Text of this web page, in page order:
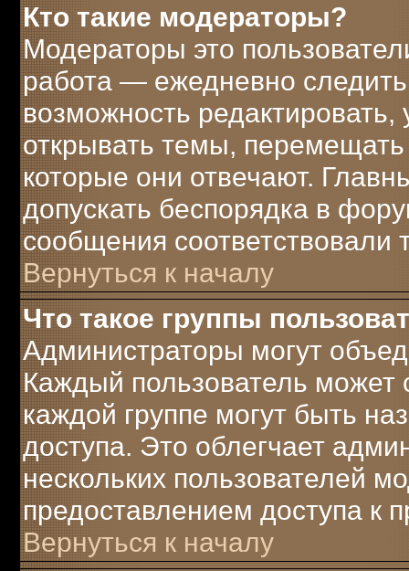
Кто такие модераторы?
Модераторы это
работа — ежедневно
возможность редактировать,
открывать темы,
которые они отвечают.
допускать беспорядка в
сообщения
Вернуться к началу
Что такое группы
Администраторы могут
Каждый пользователь может
каждой группе могут быть
доступа. Это облегчает
нескольких пользователей
предоставлением доступа к
Вернуться к началу